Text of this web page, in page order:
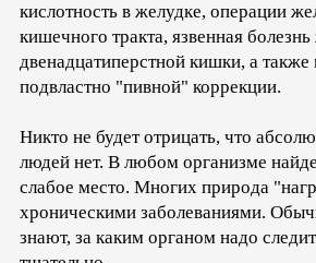
кислотность в желудке, операции
кишечного тракта, язвенная
двенадцатиперстной кишки, а также
подвластно "пивной" коррекции.
Никто не будет отрицать, что
людей нет. В любом организме
слабое место. Многих природа
хроническими заболеваниями.
знают, за каким органом надо